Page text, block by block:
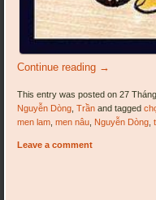
Continue reading →
This entry was posted on 27
Nguyễn Dòng ,Trần and tagged
men lam ,men nâu Nguyễn Dòng ,
Leave a comment